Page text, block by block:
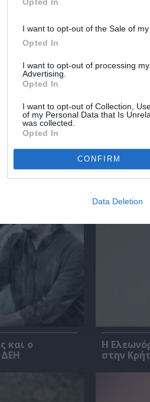
I want to opt-out of the Sale of my
Opted In
I want to opt-out of processing
Advertising.
Opted In
I want to opt-out of Collection,
of my Personal Data that Is
was collected.
Opted In
CONFIRM
Data Deletion
την Τέχνη και τον Πολιτισμό!
Ακολουθήστε το Culturenow.gr
Σχετικά Άρθρα
και ο
Η
στην